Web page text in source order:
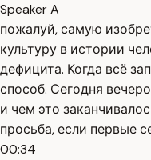
Speaker A
пожалуй, самую
культуру в истории
дефицита. Когда всё
способ. Сегодня
и чем это
просьба, если первые
00:34